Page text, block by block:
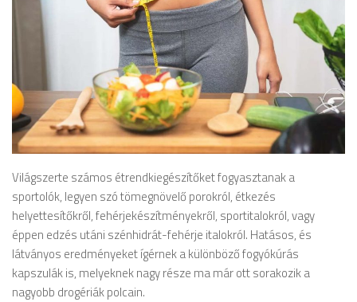
Világszerte számos étrendkiegészítőket fogyasztanak a
sportolók, legyen szó tömegnövelő porokról, étkezés
helyettesítőkről, fehérjekészítményekről, sportitalokról, vagy
éppen edzés utáni szénhidrát-fehérje italokról. Hatásos, és
látványos eredményeket ígérnek a különböző fogyókúrás
kapszulák is, melyeknek nagy része ma már ott sorakozik a
nagyobb drogériák polcain.